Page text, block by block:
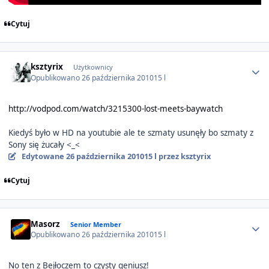
Cytuj
ksztyrix Użytkownicy
Opublikowano26 października 201015 l
http://vodpod.com/watch/3215300-lost-meets-baywatch
Kiedyś było w HD na youtubie ale te szmaty usunęły bo szmaty z
Sony się żucały <_<
Edytowane 26 października 201015 l przez ksztyrix
Cytuj
Masorz Senior Member
Opublikowano26 października 201015 l
No ten z Bejłoczem to czysty geniusz!